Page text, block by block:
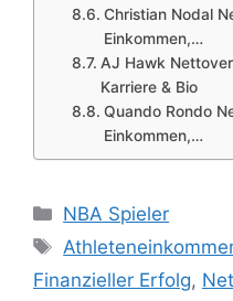
Christian Nodal
Einkommen,…
AJ Hawk
Karriere & Bio
Quando Rondo
Einkommen,…
Categories
NBA Spieler
Tags
Finanzieller Erfolg,